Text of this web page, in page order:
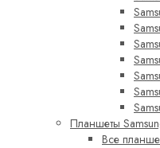
Планшеты
Все